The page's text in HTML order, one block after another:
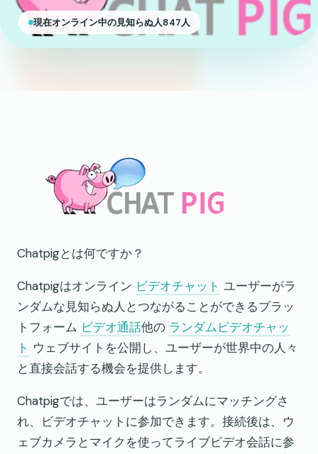
現在オンライン中の見知らぬ人847人
Chatpigとは何ですか？
Chatpigはオンライン ビデオチャット ユーザーがラ
ンダムな見知らぬ人とつながることができるプラッ
トフォーム ビデオ通話他の ランダムビデオチャッ
ト ウェブサイトを公開し、ユーザーが世界中の人々
と直接会話する機会を提供します。
Chatpigでは、ユーザーはランダムにマッチングさ
れ、ビデオチャットに参加できます。接続後は、ウ
ェブカメラとマイクを使ってライブビデオ会話に参